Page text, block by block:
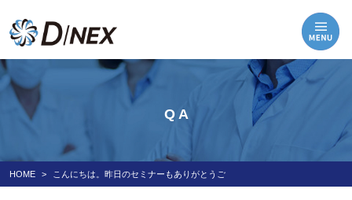
Q A
HOME こんにちは。昨日のセミナーもありがとうご